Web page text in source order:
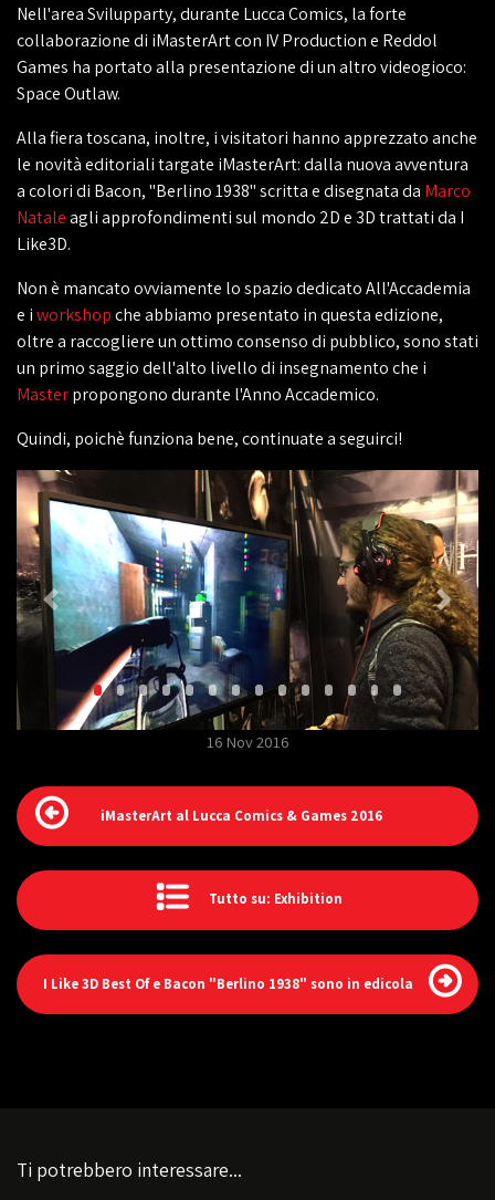
Nell'area Svilupparty, durante Lucca Comics, la forte
collaborazione di iMasterArt con IV Production e Reddol
Games ha portato alla presentazione di un altro videogioco:
Space Outlaw.
Alla fiera toscana, inoltre, i visitatori hanno apprezzato anche
le novità editoriali targate iMasterArt: dalla nuova avventura
a colori di Bacon, "Berlino 1938" scritta e disegnata da Marco
Nataleagli approfondimenti sul mondo 2D e 3D trattati da I
Like3D.
Non è mancato ovviamente lo spazio dedicato All'Accademia
e iworkshopche abbiamo presentato in questa edizione,
oltre a raccogliere un ottimo consenso di pubblico, sono stati
un primo saggio dell'alto livello di insegnamento che i
Masterpropongono durante l'Anno Accademico.
Quindi, poichè funziona bene, continuate a seguirci!
16 Nov 2016
iMasterArt al Lucca Comics & Games 2016
Tutto su: Exhibition
I Like 3D Best Of e Bacon "Berlino 1938" sono in edicola
Ti potrebbero interessare...